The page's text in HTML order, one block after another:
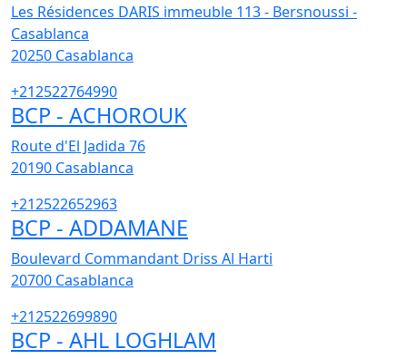
Les Résidences DARIS immeuble 113 - Bersnoussi -
Casablanca
20250 Casablanca
+212522764990
BCP - ACHOROUK
Route d'El Jadida 76
20190 Casablanca
+212522652963
BCP - ADDAMANE
Boulevard Commandant Driss Al Harti
20700 Casablanca
+212522699890
BCP - AHL LOGHLAM